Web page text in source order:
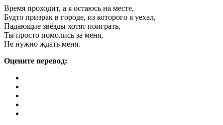
Время проходит, а я остаюсь на месте,
Будто призрак в городе, из которого я уехал,
Падающие звёзды хотят поиграть,
Ты просто помолись за меня,
Не нужно ждать меня.
Оцените перевод: